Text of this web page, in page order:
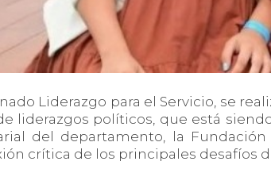
Liderazgo para el Servicio, se
liderazgos políticos, que está
del departamento, la
crítica de los principales desafíos